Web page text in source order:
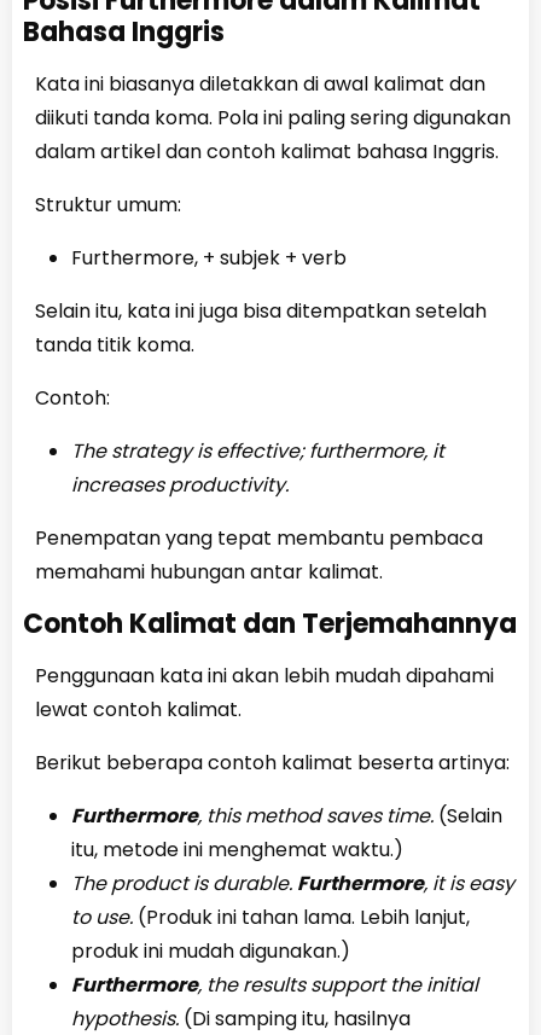
Bahasa Inggris
Kata ini biasanya diletakkan di awal kalimat dan
diikuti tanda koma. Pola ini paling sering digunakan
dalam artikel dan contoh kalimat bahasa Inggris.
Struktur umum:
Furthermore, + subjek + verb
Selain itu, kata ini juga bisa ditempatkan setelah
tanda titik koma.
Contoh:
The strategy is effective; furthermore, it
increases productivity.
Penempatan yang tepat membantu pembaca
memahami hubungan antar kalimat.
Contoh Kalimat dan Terjemahannya
Penggunaan kata ini akan lebih mudah dipahami
lewat contoh kalimat.
Berikut beberapa contoh kalimat beserta artinya:
Furthermore, this method saves time.(Selain
itu, metode ini menghemat waktu.)
The product is durable. Furthermore, it is easy
to use.(Produk ini tahan lama. Lebih lanjut,
produk ini mudah digunakan.)
Furthermore, the results support the initial
hypothesis.(Di samping itu, hasilnya